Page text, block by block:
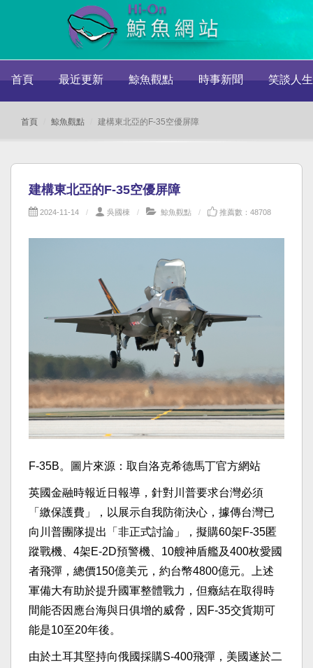
首頁 最近更新 鯨魚觀點 時事新聞 笑談人生
首頁 鯨魚觀點 建構東北亞的F-35空優屏障
建構東北亞的F-35空優屏障
2024-11-14 吳國棟 鯨魚觀點 推薦數：48708
F-35B。圖片來源：取自洛克希德馬丁官方網站
英國金融時報近日報導，針對川普要求台灣必須
「繳保護費」，以展示自我防衛決心，據傳台灣已
向川普團隊提出「非正式討論」，擬購60架F-35匿
蹤戰機、4架E-2D預警機、10艘神盾艦及400枚愛國
者飛彈，總價150億美元，約台幣4800億元。上述
軍備大有助於提升國軍整體戰力，但癥結在取得時
間能否因應台海與日俱增的威脅，因F-35交貨期可
能是10至20年後。
由於土耳其堅持向俄國採購S-400飛彈，美國遂於二